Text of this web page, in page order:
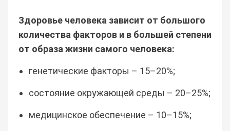
Здоровье человека зависит от большого
количества факторов и в большей степени
от образа жизни самого человека:
генетические факторы – 15–20%;
состояние окружающей среды – 20–25%;
медицинское обеспечение – 10–15%;